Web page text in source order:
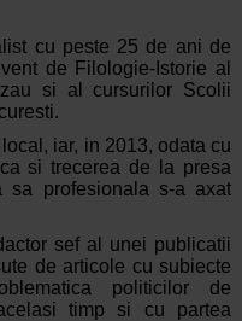
cu peste 25 de ani de
de Filologie-Istorie al
si al cursurilor Scolii
iar, in 2013, odata cu
si trecerea de la presa
sa profesionala s-a axat
sef al unei publicatii
de articole cu subiecte
politicilor de
timp si cu partea